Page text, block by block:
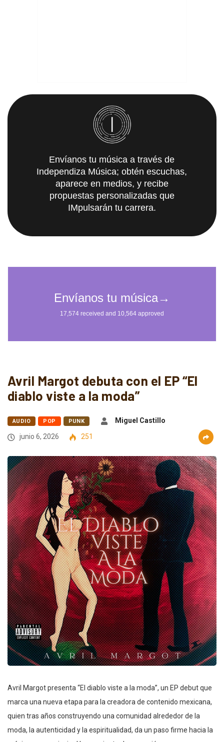
Envíanos tu música a través de
Independiza Música; obtén escuchas,
aparece en medios, y recibe
propuestas personalizadas que
IMpulsarán tu carrera.
Avril Margot debuta con el EP “El
diablo viste a la moda”
AUDIO POP PUNK
Miguel Castillo
junio 6, 2026
251
Avril Margot presenta “El diablo viste a la moda”, un EP debut que
marca una nueva etapa para la creadora de contenido mexicana,
quien tras años construyendo una comunidad alrededor de la
moda, la autenticidad y la espiritualidad, da un paso firme hacia la